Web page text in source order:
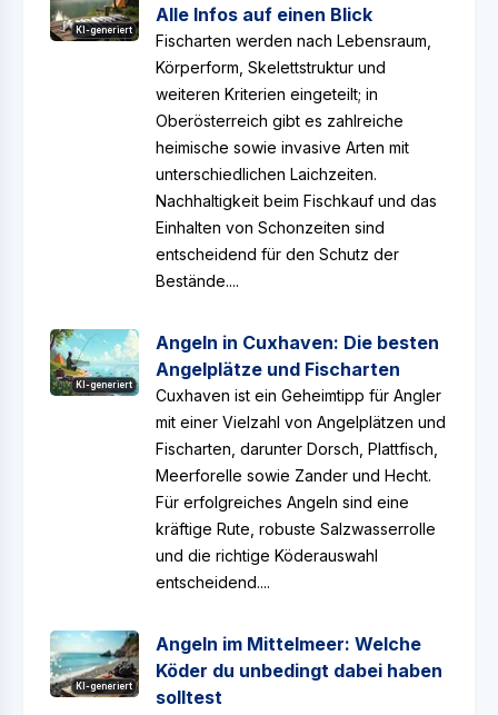
KI-generiert
Alle Infos auf einen Blick
Fischarten werden nach Lebensraum,
Körperform, Skelettstruktur und
weiteren Kriterien eingeteilt; in
Oberösterreich gibt es zahlreiche
heimische sowie invasive Arten mit
unterschiedlichen Laichzeiten.
Nachhaltigkeit beim Fischkauf und das
Einhalten von Schonzeiten sind
entscheidend für den Schutz der
Bestände....
KI-generiert
Angeln in Cuxhaven: Die besten
Angelplätze und Fischarten
Cuxhaven ist ein Geheimtipp für Angler
mit einer Vielzahl von Angelplätzen und
Fischarten, darunter Dorsch, Plattfisch,
Meerforelle sowie Zander und Hecht.
Für erfolgreiches Angeln sind eine
kräftige Rute, robuste Salzwasserrolle
und die richtige Köderauswahl
entscheidend....
KI-generiert
Angeln im Mittelmeer: Welche
Köder du unbedingt dabei haben
solltest